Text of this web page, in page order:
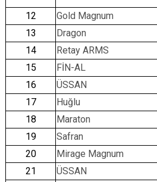
12 Gold Magnum
13
Dragon
14
Retay ARMS
15
FİN-AL
16
ÜSSAN
17
Huğlu
18
Maraton
19
Safran
20
Mirage Magnum
21
ÜSSAN